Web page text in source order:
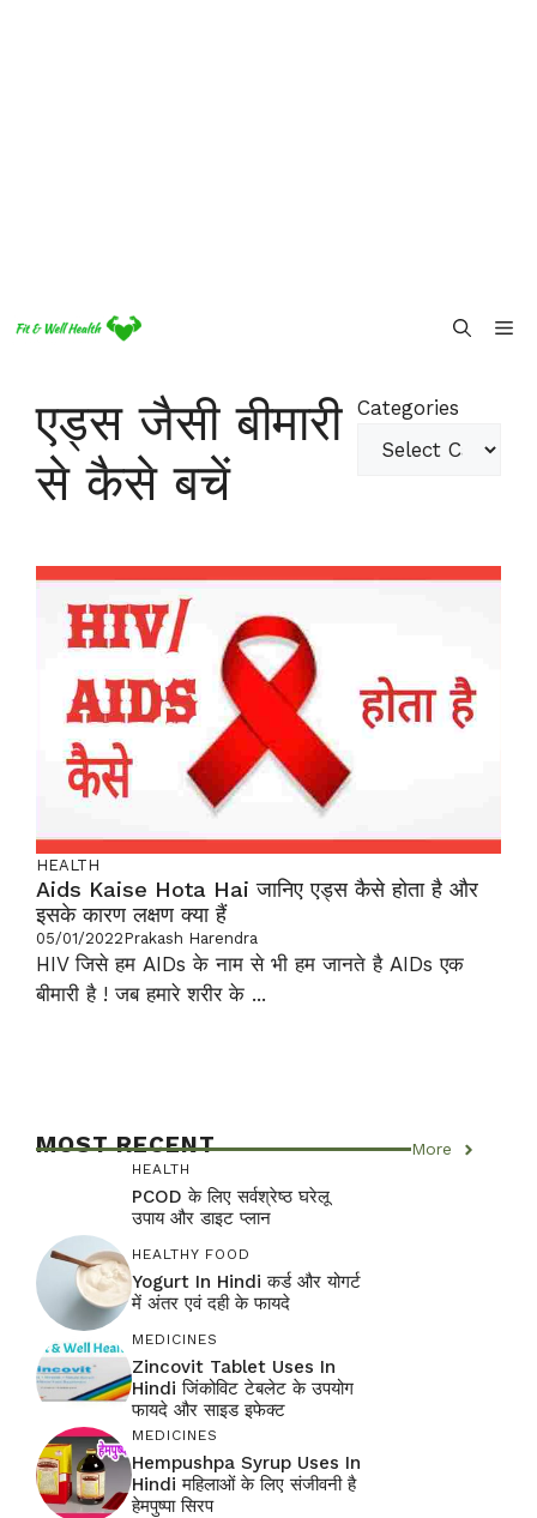
एड्स जैसी बीमारी
से कैसे बचें
Categories
HEALTH
Aids Kaise Hota Hai जानिए एड्स कैसे होता है और
इसके कारण लक्षण क्या हैं
05/01/2022Prakash Harendra
HIV जिसे हम AIDs के नाम से भी हम जानते है AIDs एक
बीमारी है ! जब हमारे शरीर के ...
MOST RECENT More
HEALTH
PCOD के लिए सर्वश्रेष्ठ घरेलू
उपाय और डाइट प्लान
HEALTHY FOOD
Yogurt In Hindi कर्ड और योगर्ट
में अंतर एवं दही के फायदे
MEDICINES
Zincovit Tablet Uses In
Hindi जिंकोविट टेबलेट के उपयोग
फायदे और साइड इफेक्ट
MEDICINES
Hempushpa Syrup Uses In
Hindi महिलाओं के लिए संजीवनी है
हेमपुष्पा सिरप